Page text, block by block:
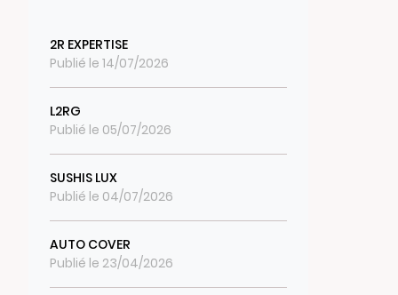
2R EXPERTISE
Publié le 14/07/2026
L2RG
Publié le 05/07/2026
SUSHIS LUX
Publié le 04/07/2026
AUTO COVER
Publié le 23/04/2026